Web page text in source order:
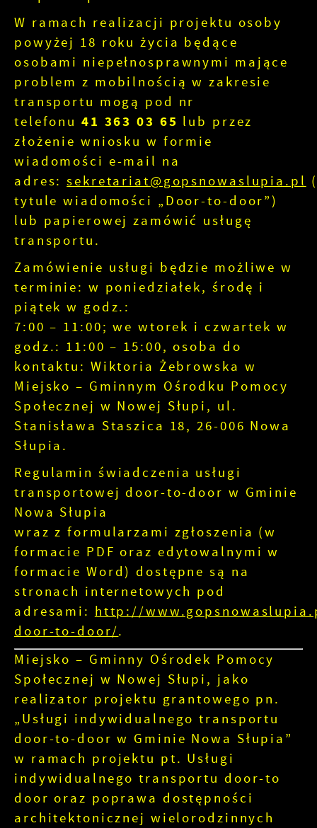
W ramach realizacji projektu osoby
powyżej 18 roku życia będące
osobami niepełnosprawnymi mające
problem z mobilnością w zakresie
transportu mogą pod nr
telefonu 41 363 03 65 lub przez
złożenie wniosku w formie
wiadomości e-mail na
adres: sekretariat@gopsnowaslupia.pl
tytule wiadomości „Door-to-door”)
lub papierowej zamówić usługę
transportu.
Zamówienie usługi będzie możliwe w
terminie: w poniedziałek, środę i
piątek w godz.:
7:00 – 11:00; we wtorek i czwartek w
godz.: 11:00 – 15:00, osoba do
kontaktu: Wiktoria Żebrowska w
Miejsko – Gminnym Ośrodku Pomocy
Społecznej w Nowej Słupi, ul.
Stanisława Staszica 18, 26-006 Nowa
Słupia.
Regulamin świadczenia usługi
transportowej door-to-door w Gminie
Nowa Słupia
wraz z formularzami zgłoszenia (w
formacie PDF oraz edytowalnymi w
formacie Word) dostępne są na
stronach internetowych pod
adresami: http://
door-to-door/.
Miejsko – Gminny Ośrodek Pomocy
Społecznej w Nowej Słupi, jako
realizator projektu grantowego pn.
„Usługi indywidualnego transportu
door-to-door w Gminie Nowa Słupia”
w ramach projektu pt. Usługi
indywidualnego transportu door-to
door oraz poprawa dostępności
architektonicznej wielorodzinnych